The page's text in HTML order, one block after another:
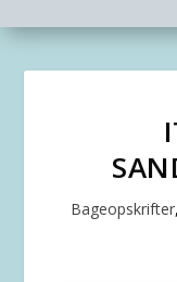
Bageopskrifter,